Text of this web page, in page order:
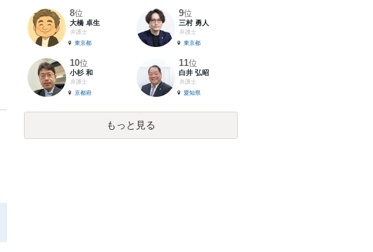
8位
大橋 卓生
弁護士
東京都
9位
三村 勇人
弁護士
東京都
10位
小杉 和
弁護士
京都府
11位
白井 弘昭
弁護士
愛知県
もっと見る